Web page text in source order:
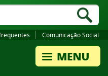
Legislação
Comunicação Social